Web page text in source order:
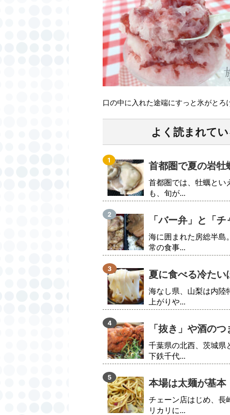
口の中に入れた途端にすっと氷がとろ
よく読まれて
首都圏で夏の岩
首都圏では、牡蠣とい
も、旬が...
「バー弁」と「
海に囲まれた房総半島
常の食事...
夏に食べる冷た
海なし県、山梨は内陸
上がりや...
「抜き」や酒の
千葉県の北西、茨城県
下鉄千代...
本場は太麺が基本
チェーン店はじめ、長
リカリに...